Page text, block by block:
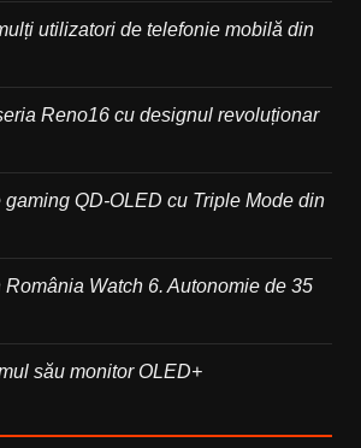
utilizatori de telefonie mobilă din
Reno16 cu designul revoluționar
QD-OLED cu Triple Mode din
Watch 6. Autonomie de 35
său monitor OLED+